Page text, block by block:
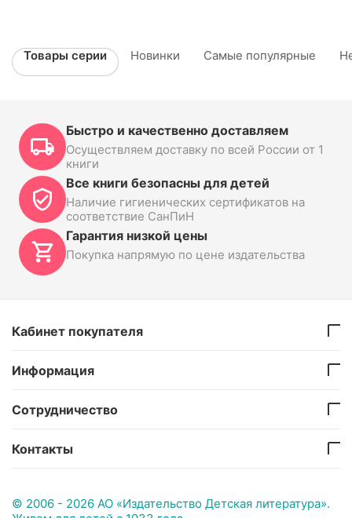
Товары серии Новинки Самые популярные
Быстро и качественно доставляем
Осуществляем доставку по всей России от 1
книги
Все книги безопасны для детей
Наличие гигиенических сертификатов на
соответствие СанПиН
Гарантия низкой цены
Покупка напрямую по цене издательства
Кабинет покупателя
Информация
Сотрудничество
Контакты
© 2006 - 2026 АО «Издательство Детская литература».